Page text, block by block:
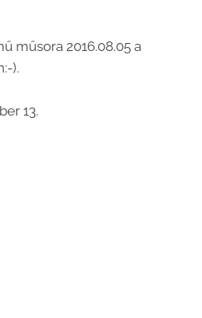
műsora 2016.08.05 a
).
13.